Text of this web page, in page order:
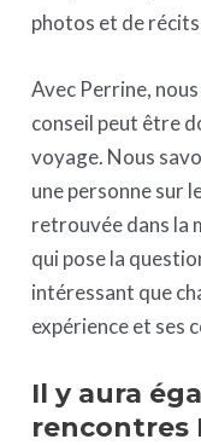
photos et de
Avec Perrine,
conseil peut être
voyage. Nous
une personne sur
retrouvée dans la
qui pose la
intéressant que
expérience et ses
Il y aura
rencontres